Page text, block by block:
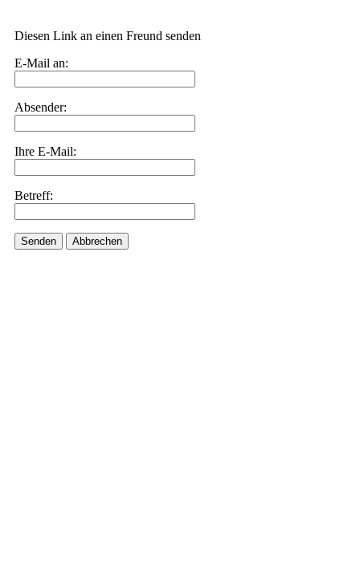
Diesen Link an einen Freund senden
E-Mail an:
Absender:
Ihre E-Mail:
Betreff:
Senden Abbrechen